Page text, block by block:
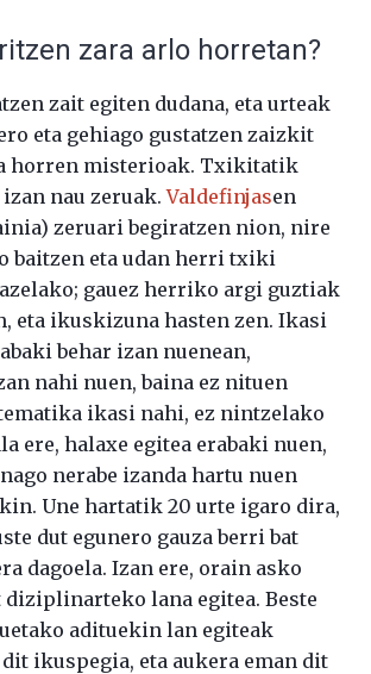
zara arlo horretan?
zait egiten dudana, eta urteak
eta gehiago gustatzen zaizkit
horren misterioak. Txikitatik
nau zeruak.Valdefinjasen
zeruari begiratzen nion, nire
baitzen eta udan herri txiki
gauez herriko argi guztiak
eta ikuskizuna hasten zen. Ikasi
behar izan nuenean,
nahi nuen, baina ez nituen
ikasi nahi, ez nintzelako
ere, halaxe egitea erabaki nuen,
nerabe izanda hartu nuen
Une hartatik 20 urte igaro dira,
dut egunero gauza berri bat
dagoela. Izan ere, orain asko
diziplinarteko lana egitea. Beste
adituekin lan egiteak
ikuspegia, eta aukera eman dit